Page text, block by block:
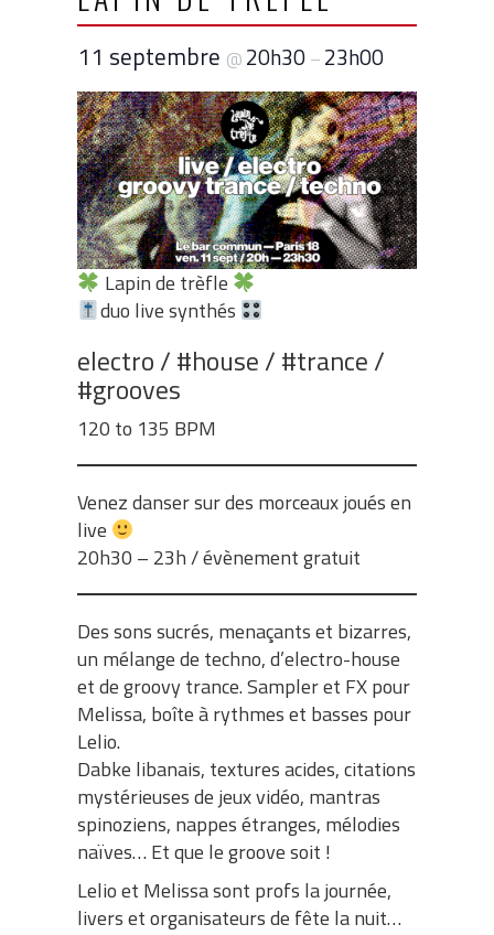
11 septembre @ 20h30 – 23h00
Lapin de trèfle
duo live synthés
electro / #house / #trance /
#grooves
120 to 135 BPM
Venez danser sur des morceaux joués en
live
20h30 – 23h / évènement gratuit
Des sons sucrés, menaçants et bizarres,
un mélange de techno, d’electro-house
et de groovy trance. Sampler et FX pour
Melissa, boîte à rythmes et basses pour
Lelio.
Dabke libanais, textures acides, citations
mystérieuses de jeux vidéo, mantras
spinoziens, nappes étranges, mélodies
naïves… Et que le groove soit !
Lelio et Melissa sont profs la journée,
livers et organisateurs de fête la nuit…